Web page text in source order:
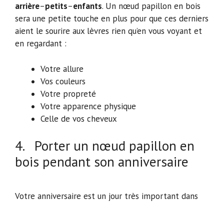
arrière–petits–enfants. Un nœud papillon en bois
sera une petite touche en plus pour que ces derniers
aient le sourire aux lèvres rien qu’en vous voyant et
en regardant :
Votre allure
Vos couleurs
Votre propreté
Votre apparence physique
Celle de vos cheveux
4. Porter un nœud papillon en
bois pendant son anniversaire
Votre anniversaire est un jour très important dans